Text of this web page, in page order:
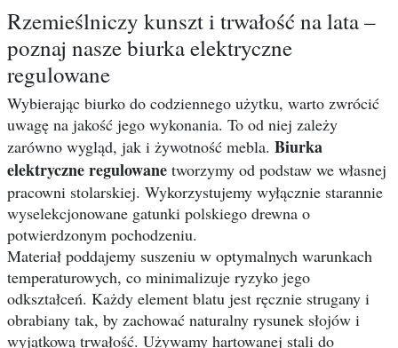
Rzemieślniczy kunszt i trwałość na lata –
poznaj nasze biurka elektryczne
regulowane
Wybierając biurko do codziennego użytku, warto zwrócić
uwagę na jakość jego wykonania. To od niej zależy
zarówno wygląd, jak i żywotność mebla. Biurka
elektryczne regulowane tworzymy od podstaw we własnej
pracowni stolarskiej. Wykorzystujemy wyłącznie starannie
wyselekcjonowane gatunki polskiego drewna o
potwierdzonym pochodzeniu.
Materiał poddajemy suszeniu w optymalnych warunkach
temperaturowych, co minimalizuje ryzyko jego
odkształceń. Każdy element blatu jest ręcznie strugany i
obrabiany tak, by zachować naturalny rysunek słojów i
wyjątkową trwałość. Używamy hartowanej stali do